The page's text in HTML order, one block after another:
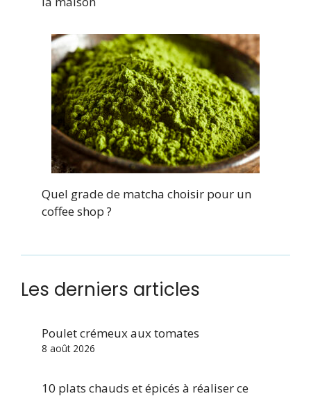
Quel grade de matcha choisir pour un
coffee shop ?
Les derniers articles
Poulet crémeux aux tomates
8 août 2026
10 plats chauds et épicés à réaliser ce